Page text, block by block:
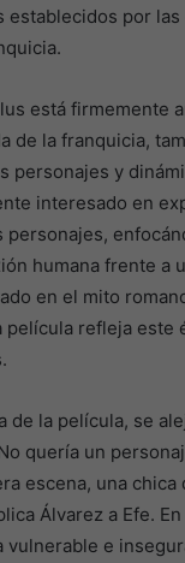
establecidos por las
está firmemente
de la franquicia,
personajes y
interesado en
humana frente a
en el mito
película refleja este
de la película, se
quería un
escena, una chica
Álvarez a Efe.
vulnerable e